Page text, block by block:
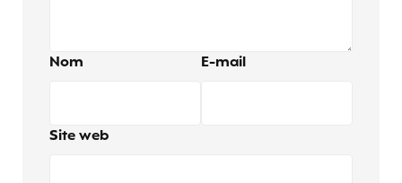
Nom E-mail
Site web